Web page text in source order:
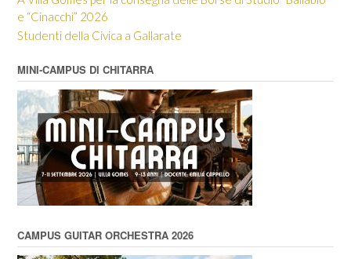
e “Cinacchi” 2026
Studenti della Civica a Gallarate
MINI-CAMPUS DI CHITARRA
CAMPUS GUITAR ORCHESTRA 2026